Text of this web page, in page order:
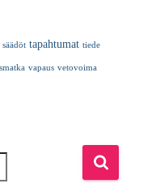
säädöt tapahtumat tiede
vapaus vetovoima